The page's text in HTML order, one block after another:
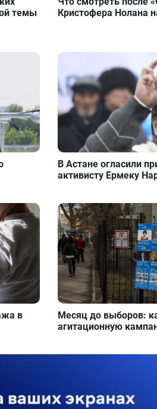
темы
Кристофера Нолана
В Астане огласили
активисту Ермеку
в
Месяц до выборов:
агитационную